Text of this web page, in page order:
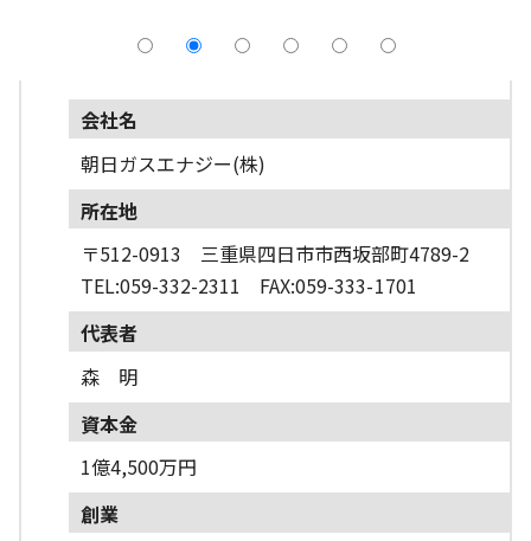
会社名
朝日ガスエナジー(株)
所在地
〒512-0913 三重県四日市市西坂部町4789-2
TEL:059-332-2311 FAX:059-333-1701
代表者
森 明
資本金
1億4,500万円
創業